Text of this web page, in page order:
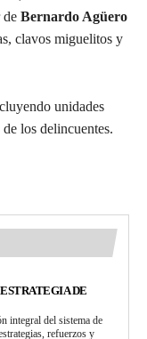
de Bernardo Agüero
clavos miguelitos y
unidades
los delincuentes.
DE
integral del sistema de
refuerzos y